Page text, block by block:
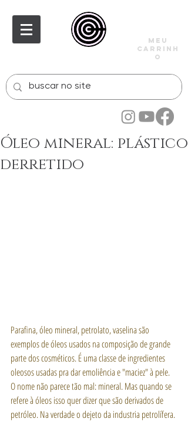
meu
carrinh
o
Óleo mineral: plástico
derretido
Parafina, óleo mineral, petrolato, vaselina são
exemplos de óleos usados na composição de grande
parte dos cosméticos. É uma classe de ingredientes
oleosos usadas pra dar emoliência e "maciez" à pele.
O nome não parece tão mal: mineral. Mas quando se
refere à óleos isso quer dizer que são derivados de
petróleo. Na verdade o dejeto da industria petrolífera.